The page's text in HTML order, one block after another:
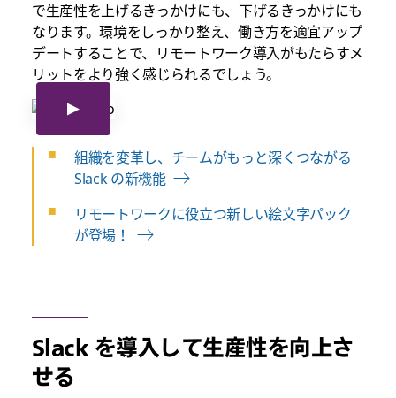
で生産性を上げるきっかけにも、下げるきっかけにも
なります。環境をしっかり整え、働き方を適宜アップ
デートすることで、リモートワーク導入がもたらすメ
リットをより強く感じられるでしょう。
組織を変革し、チームがもっと深くつながる
Slack の新機能
リモートワークに役立つ新しい絵文字パック
が登場！
Slack を導入して生産性を向上さ
せる